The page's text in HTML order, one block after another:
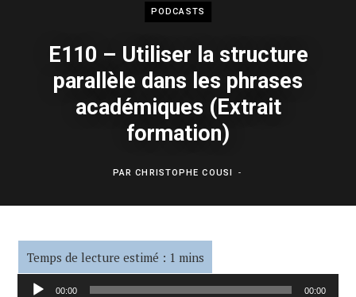
PODCASTS
E110 – Utiliser la structure
parallèle dans les phrases
académiques (Extrait
formation)
PARCHRISTOPHE COUSI
Lecteur00:00 00:00